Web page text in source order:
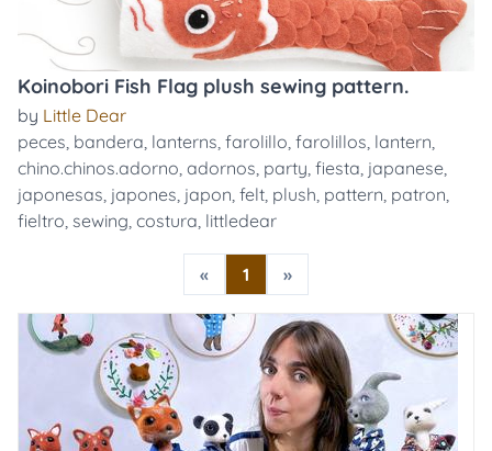
Koinobori Fish Flag plush sewing pattern.
by Little Dear
peces, bandera, lanterns, farolillo, farolillos, lantern,
chino.chinos.adorno, adornos, party, fiesta, japanese,
japonesas, japones, japon, felt, plush, pattern, patron,
fieltro, sewing, costura, littledear
« 1 »